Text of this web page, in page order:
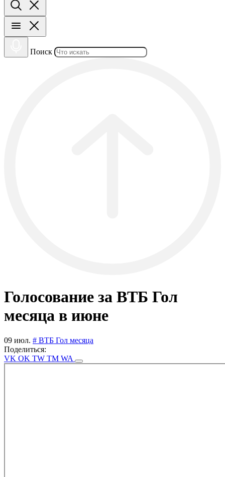
Поиск
Голосование за ВТБ Гол
месяца в июне
09 июл. # ВТБ Гол месяца
Поделиться:
VK OK TW TM WA